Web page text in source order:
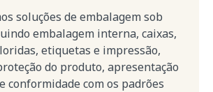
soluções de embalagem sob
embalagem interna, caixas,
etiquetas e impressão,
do produto, apresentação
conformidade com os padrões